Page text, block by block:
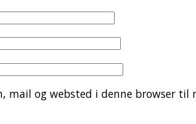
mail og websted i denne browser til